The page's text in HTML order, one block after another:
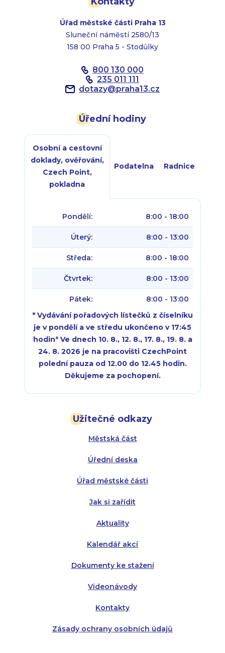
Úřad městské části Praha 13
Sluneční náměstí 2580/13
158 00 Praha 5 - Stodůlky
800 130 000
235 011 111
dotazy@praha13.cz
Užitečné odkazy
Městská část
Úřední deska
Úřad městské části
Jak si zařídit
Aktuality
Kalendář akcí
Dokumenty ke stažení
Videonávody
Kontakty
Zásady ochrany osobních údajů
Úřední hodiny
Osobní a cestovní
doklady, ověřování,
Czech Point,
pokladna
Podatelna Radnice
Pondělí: 8:00 - 18:00
Úterý: 8:00 - 13:00
Středa: 8:00 - 18:00
Čtvrtek: 8:00 - 13:00
Pátek:
8:00 - 13:00
* Vydávání pořadových lístečků z číselníku
je v pondělí a ve středu ukončeno v 17:45
hodin* Ve dnech 10. 8., 12. 8., 17. 8., 19. 8. a
24. 8. 2026 je na pracovišti CzechPoint
polední pauza od 12.00 do 12.45 hodin.
Děkujeme za pochopení.
Úterý:
Středa:
Čtvrtek:
Pátek:
Úterý:
Středa:
Čtvrtek: